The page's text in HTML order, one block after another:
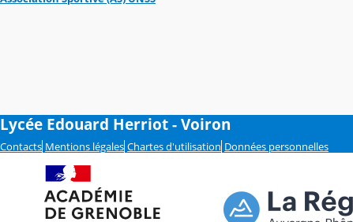
Lycée Edouard Herriot - Voiron
Contacts Mentions légales Chartes d'utilisation Données personnelles